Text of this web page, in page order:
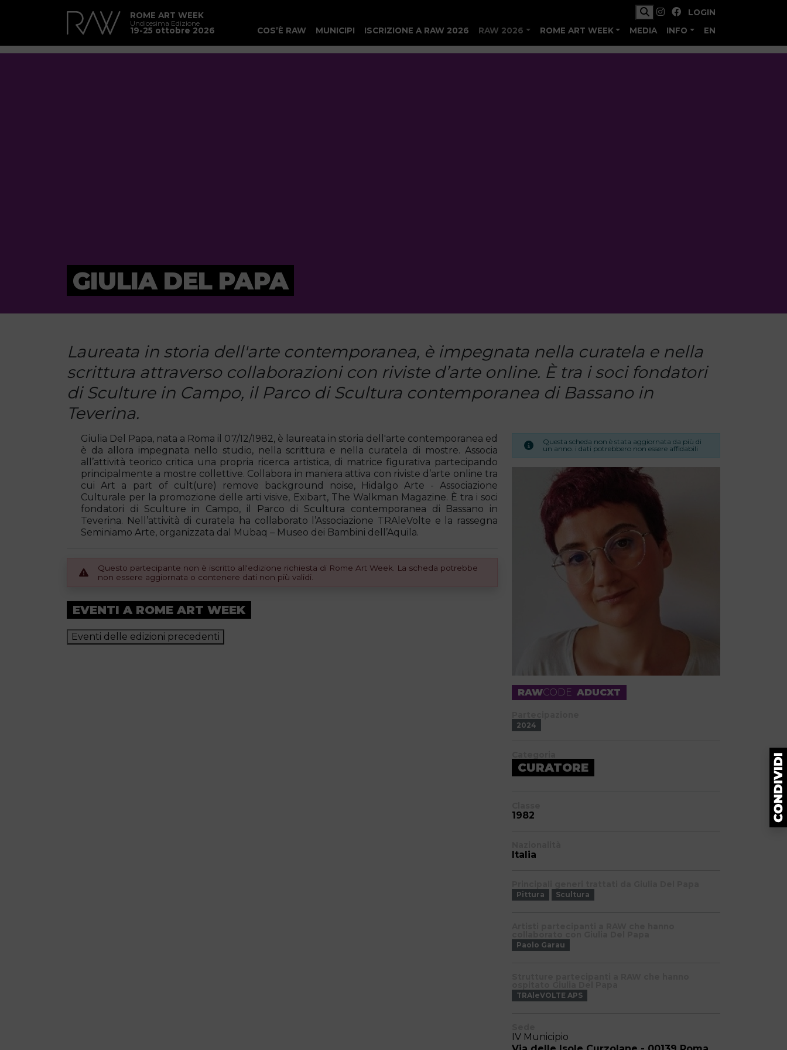
ROME ART WEEK
Undicesima Edizione
19-25 ottobre 2026
LOGIN
COS’È RAW
MUNICIPI ISCRIZIONE A RAW 2026 RAW 2026 ROME ART WEEK MEDIA INFO EN
GIULIA DEL PAPA
Laureata in storia dell'arte contemporanea, è impegnata nella curatela e nella
scrittura attraverso collaborazioni con riviste d’arte online. È tra i soci fondatori
di Sculture in Campo, il Parco di Scultura contemporanea di Bassano in
Teverina.
Giulia Del Papa, nata a Roma il 07/12/1982, è laureata in storia dell'arte contemporanea ed
è da allora impegnata nello studio, nella scrittura e nella curatela di mostre. Associa
all’attività teorico critica una propria ricerca artistica, di matrice figurativa partecipando
principalmente a mostre collettive. Collabora in maniera attiva con riviste d’arte online tra
cui Art a part of cult(ure) remove background noise, Hidalgo Arte - Associazione
Culturale per la promozione delle arti visive, Exibart, The Walkman Magazine. È tra i soci
fondatori di Sculture in Campo, il Parco di Scultura contemporanea di Bassano in
Teverina. Nell’attività di curatela ha collaborato l’Associazione TRAleVolte e la rassegna
Seminiamo Arte, organizzata dal Mubaq – Museo dei Bambini dell’Aquila.
Questo partecipante non è iscritto all'edizione richiesta di Rome Art Week. La scheda potrebbe
non essere aggiornata o contenere dati non più validi.
EVENTI A ROME ART WEEK
Eventi delle edizioni precedenti
Questa scheda non è stata aggiornata da più di
un anno. i dati potrebbero non essere affidabili
RAWCODE ADUCXT
2024
CURATORE
1982
Italia
Pittura Scultura
Paolo Garau
TRAleVOLTE APS
IV Municipio